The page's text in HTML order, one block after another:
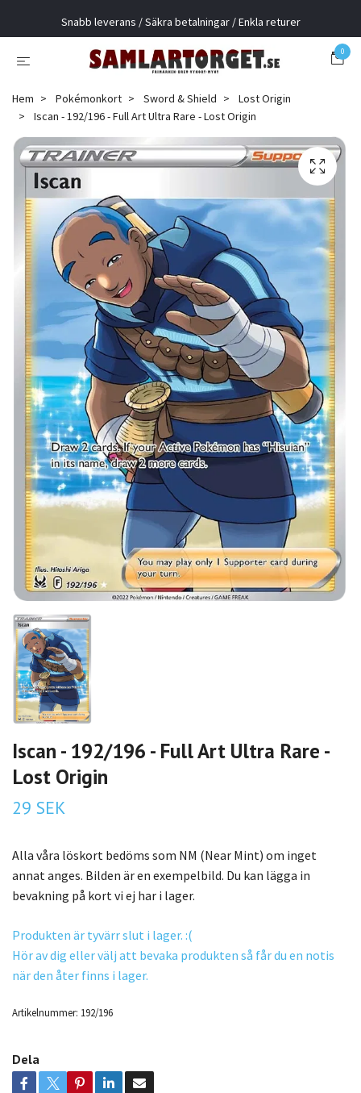
Snabb leverans / Säkra betalningar / Enkla returer
0
Hem Pokémonkort Sword & Shield
Lost Origin
Iscan - 192/196 - Full Art Ultra Rare - Lost Origin
Iscan - 192/196 - Full Art Ultra Rare -
Lost Origin
29 SEK
Alla våra löskort bedöms som NM (Near Mint) om inget
annat anges. Bilden är en exempelbild. Du kan lägga in
bevakning på kort vi ej har i lager.
Produkten är tyvärr slut i lager. :(
Hör av dig eller välj att bevaka produkten så får du en notis
när den åter finns i lager.
Artikelnummer: 192/196
Dela